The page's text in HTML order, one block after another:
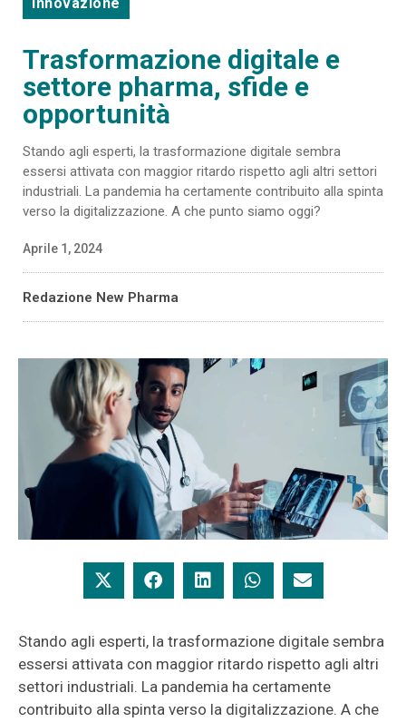
Trasformazione digitale e
settore pharma, sfide e
opportunità
Stando agli esperti, la trasformazione digitale sembra
essersi attivata con maggior ritardo rispetto agli altri settori
industriali. La pandemia ha certamente contribuito alla spinta
verso la digitalizzazione. A che punto siamo oggi?
Aprile 1, 2024
Redazione New Pharma
Stando agli esperti, la trasformazione digitale sembra
essersi attivata con maggior ritardo rispetto agli altri
settori industriali. La pandemia ha certamente
contribuito alla spinta verso la digitalizzazione. A che